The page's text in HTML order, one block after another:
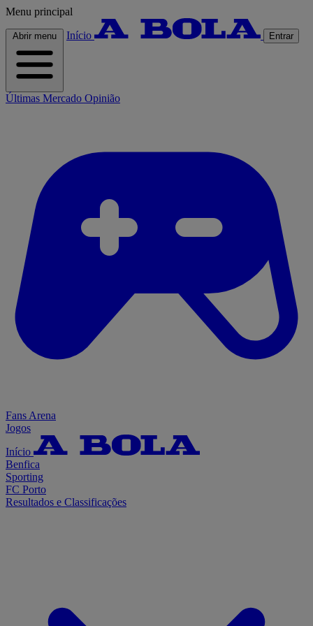
Menu principal
Abrir menu Início Entrar
Últimas Mercado Opinião
Fans Arena
Jogos
Início
Benfica
Sporting
FC Porto
Resultados e Classificações